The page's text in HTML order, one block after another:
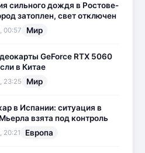
сильного дождя в Ростове-
затоплен, свет отключен
00:57 Мир
GeForce RTX 5060
в Китае
23:25 Мир
в Испании: ситуация в
взята под контроль
20:21 Европа